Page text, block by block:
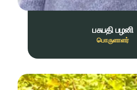
பசுபதி பழனி
பொருளாளர்